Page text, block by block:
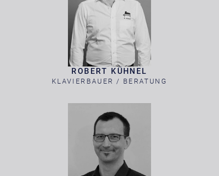
ROBERT KÜHNEL
KLAVIERBAUER / BERATUNG